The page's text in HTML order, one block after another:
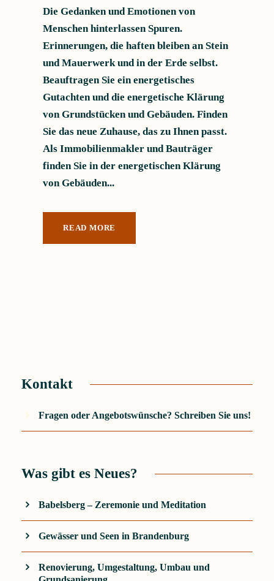
Die Gedanken und Emotionen von
Menschen hinterlassen Spuren.
Erinnerungen, die haften bleiben an Stein
und Mauerwerk und in der Erde selbst.
Beauftragen Sie ein energetisches
Gutachten und die energetische Klärung
von Grundstücken und Gebäuden. Finden
Sie das neue Zuhause, das zu Ihnen passt.
Als Immobilienmakler und Bauträger
finden Sie in der energetischen Klärung
von Gebäuden...
READ MORE
Kontakt
Fragen oder Angebotswünsche? Schreiben Sie uns!
Was gibt es Neues?
Babelsberg – Zeremonie und Meditation
Gewässer und Seen in Brandenburg
Renovierung, Umgestaltung, Umbau und